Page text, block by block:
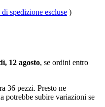
di spedizione escluse )
12 agosto, se ordini entro
36 pezzi. Presto ne
potrebbe subire variazioni se